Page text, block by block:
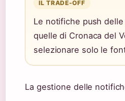
IL TRADE-OFF
Le notifiche push
quelle di Cronaca del
selezionare solo le
La gestione delle